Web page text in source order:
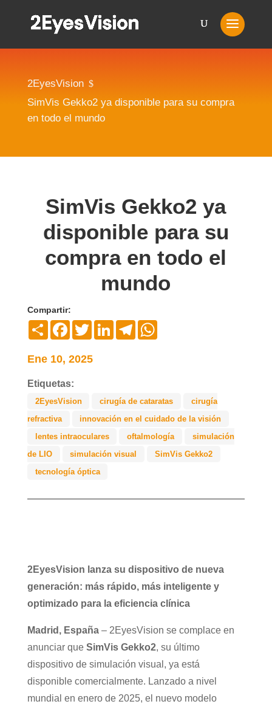
2EyesVision $
SimVis Gekko2 ya disponible para su compra
en todo el mundo
SimVis Gekko2 ya
disponible para su
compra en todo el
mundo
Compartir:
CompartirFacebook
TwitterLinkedInTelegramWhatsApp
Ene 10, 2025
Etiquetas:
2EyesVision cirugía de cataratas
cirugía
refractiva
innovación en el cuidado de la visión
lentes intraoculares
oftalmología
simulación
de LIO
simulación visual
SimVis Gekko2
tecnología óptica
2EyesVision lanza su dispositivo de nueva
generación: más rápido, más inteligente y
optimizado para la eficiencia clínica
Madrid, España– 2EyesVision se complace en
anunciar que SimVis Gekko2, su último
dispositivo de simulación visual, ya está
disponible comercialmente. Lanzado a nivel
mundial en enero de 2025, el nuevo modelo